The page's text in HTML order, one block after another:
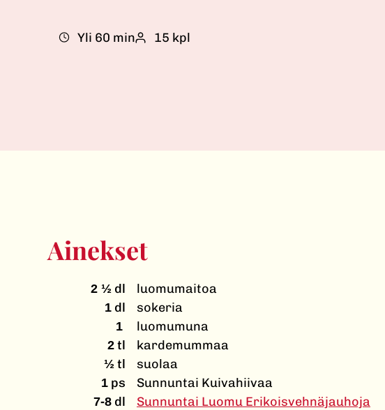
Yli 60 min 15 kpl
Ainekset
2 ½ dl luomumaitoa
1 dl sokeria
1 luomumuna
2 tl kardemummaa
½ tl suolaa
1 ps Sunnuntai Kuivahiivaa
7-8 dl Sunnuntai Luomu Erikoisvehnäjauhoja